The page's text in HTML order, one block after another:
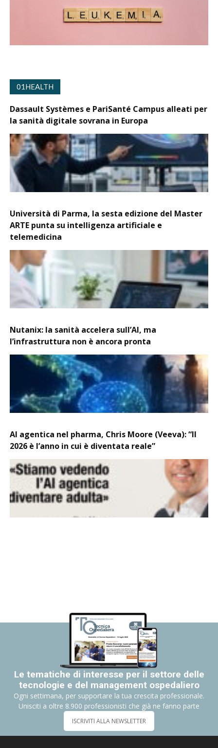
01HEALTH
Dassault Systèmes e PariSanté Campus alleati per
la sanità digitale sovrana in Europa
Università di Parma, la sesta edizione del Master
ARTE punta su intelligenza artificiale e
telemedicina
Nutanix: la sanità accelera sull’AI, ma
l’infrastruttura non è ancora pronta
AI agentica nel pharma, Chris Moore (Veeva): “Il
2026 è l’anno in cui è diventata reale”
Le tematiche di interesse per il settore delle
tecnologie e del management ospedaliero
Ogni settimana, per supportare la tua crescita professionale.
Unisciti a oltre 8.900 professionisti che già ne fanno parte
ISCRIVITI ALLA NEWSLETTER